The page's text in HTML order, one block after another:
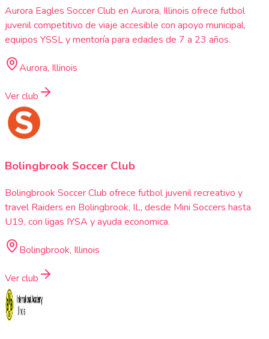
Aurora Eagles Soccer Club en Aurora, Illinois ofrece futbol
juvenil competitivo de viaje accesible con apoyo municipal,
equipos YSSL y mentoría para edades de 7 a 23 años.
Aurora, Illinois
Ver club
Bolingbrook Soccer Club
Bolingbrook Soccer Club ofrece futbol juvenil recreativo y
travel Raiders en Bolingbrook, IL, desde Mini Soccers hasta
U19, con ligas IYSA y ayuda economica.
Bolingbrook, Illinois
Ver club